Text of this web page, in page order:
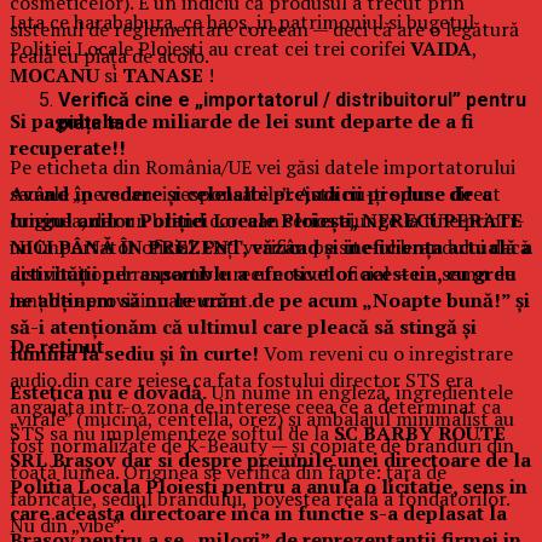
Iata ce harababura, ce haos, in patrimoniul si bugetul
Politiei Locale Ploiesti au creat cei trei corifeiVAIDA,
MOCANUsi TANASE !
Si pagubele de miliarde de lei sunt departe de a fi
recuperate!!
Având în vedere și celelalte prejudicii produse de-a
lungul anilor Poliției Locale Ploiești, NERECUPERATE
NICI PÂNĂ ÎN PREZENT, văzând și ineficiența actuală a
activității per ansamblu a efectivelor acesteia, cu greu
ne abținem să nu le urăm de pe acum „Noapte bună!” și
să-i atenționăm că ultimul care pleacă să stingă și
lumina la sediu și în curte! Vom reveni cu o inregistrare
audio din care reiese ca fata fostului director STS era
angajata intr-o zona de interese ceea ce a determinat ca
STS sa nu implementeze softul de laSC BARBY ROUTE
SRL Brașov dar si despre preiunile unei directoare de la
Politia Locala Ploiesti pentru a anula o licitatie, sens in
care aceasta directoare inca in functie s-a deplasat la
sistemul de reglementare coreean — deci că are o legătură
reală cu piața de acolo.
Verifică cine e „importatorul / distribuitorul” pentru
piața ta
Pe eticheta din România/UE vei găsi datele importatorului
sau ale „persoanei responsabile”. Asta nu-ți spune direct
originea, dar un brand coreean serios ajunge la tine printr-
un importator oficial. Poți verifica pe site-ul brandului dacă
distribuitorul respectiv e recunoscut oficial — un semn de
lanț de aprovizionare curat.
De reținut
Estetica nu e dovadă.Un nume în engleză, ingredientele
„virale” (mucină, centella, orez) și ambalajul minimalist au
fost normalizate de K-Beauty — și copiate de branduri din
toată lumea. Originea se verifică din fapte: țara de
fabricație, sediul brandului, povestea reală a fondatorilor.
Nu din „vibe”.